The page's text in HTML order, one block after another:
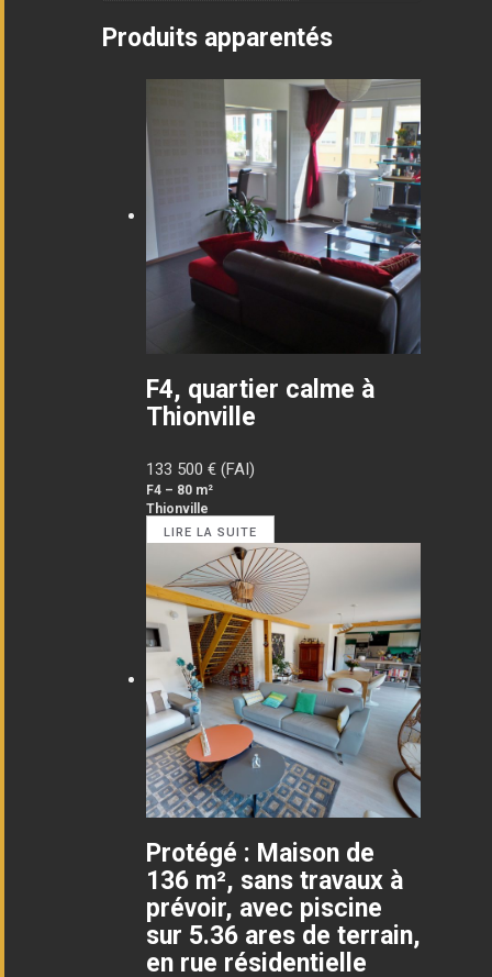
Produits apparentés
F4, quartier calme à
Thionville
133 500 € (FAI)
F4 – 80 m²
Thionville
LIRE LA SUITE
Protégé : Maison de
136 m², sans travaux à
prévoir, avec piscine
sur 5.36 ares de terrain,
en rue résidentielle